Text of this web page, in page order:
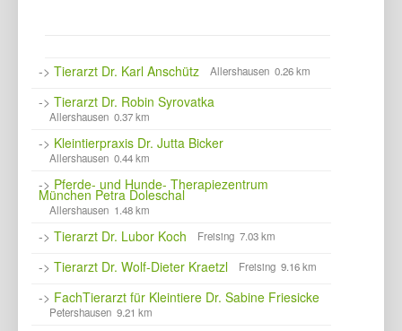
-> Tierarzt Dr. Karl Anschütz Allershausen 0.26 km
-> Tierarzt Dr. Robin Syrovatka
Allershausen 0.37 km
-> Kleintierpraxis Dr. Jutta Bicker
Allershausen 0.44 km
-> Pferde- und Hunde- Therapiezentrum
München Petra Doleschal
Allershausen 1.48 km
-> Tierarzt Dr. Lubor Koch Freising 7.03 km
-> Tierarzt Dr. Wolf-Dieter Kraetzl Freising 9.16 km
-> FachTierarzt für Kleintiere Dr. Sabine Friesicke
Petershausen 9.21 km